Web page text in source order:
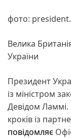
фото:
Велика
України
Президент
із міністром
Девідом
кроків із
повідомляє